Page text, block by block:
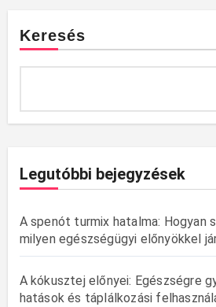
Keresés
Legutóbbi bejegyzések
A spenót turmix hatalma: Hogyan
milyen egészségügyi előnyökkel
A kókusztej előnyei: Egészségre
hatások és táplálkozási